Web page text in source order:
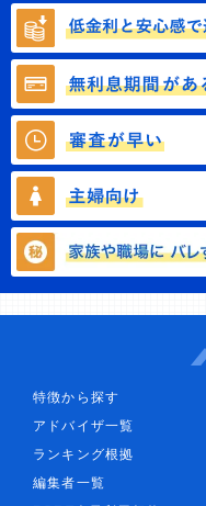
特徴から探す
アドバイザ一覧
ランキング根拠
編集者一覧